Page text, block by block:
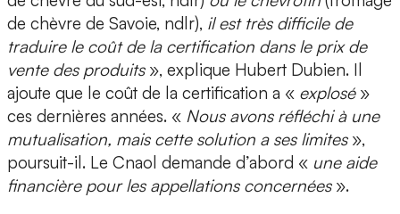
de chèvre de Savoie, ndlr), il est très difficile de
traduire le coût de la certification dans le prix de
vente des produits», explique Hubert Dubien. Il
ajoute que le coût de la certification a « explosé»
ces dernières années. « Nous avons réfléchi à une
mutualisation, mais cette solution a ses limites»,
poursuit-il. Le Cnaol demande d’abord « une aide
financière pour les appellations concernées».